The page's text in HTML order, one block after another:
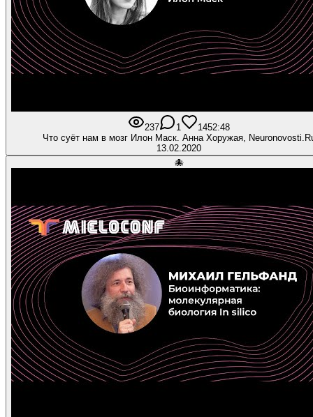
237 1 1452:48
Что суёт нам в мозг Илон Маск. Анна Хоружая,
13.02.2020
🐙